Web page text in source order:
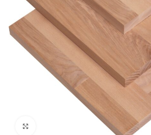
нажмите, чтобы увеличить